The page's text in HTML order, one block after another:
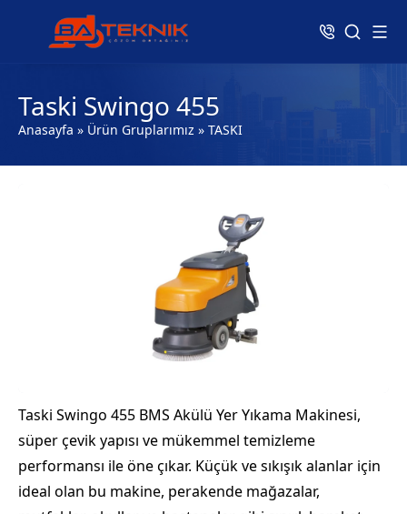
Taski Swingo 455
Anasayfa » Ürün Gruplarımız » TASKI
Taski Swingo 455 BMS Akülü Yer Yıkama Makinesi,
süper çevik yapısı ve mükemmel temizleme
performansı ile öne çıkar. Küçük ve sıkışık alanlar için
ideal olan bu makine, perakende mağazalar,